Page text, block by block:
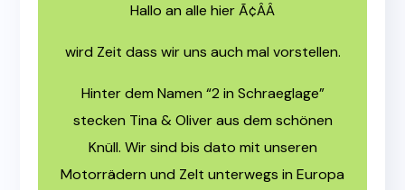
Hallo an alle hier Ã¢ÂÂ
wird Zeit dass wir uns auch mal vorstellen.
Hinter dem Namen “2 in Schraeglage”
stecken Tina & Oliver aus dem schönen
Knüll. Wir sind bis dato mit unseren
Motorrädern und Zelt unterwegs in Europa